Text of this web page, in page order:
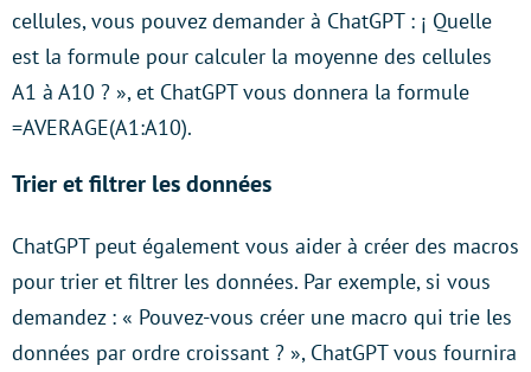
cellules, vous pouvez demander à ChatGPT : ¡ Quelle
est la formule pour calculer la moyenne des cellules
A1 à A10 ? », et ChatGPT vous donnera la formule
=AVERAGE(A1:A10).
Trier et filtrer les données
ChatGPT peut également vous aider à créer des macros
pour trier et filtrer les données. Par exemple, si vous
demandez : « Pouvez-vous créer une macro qui trie les
données par ordre croissant ? », ChatGPT vous fournira